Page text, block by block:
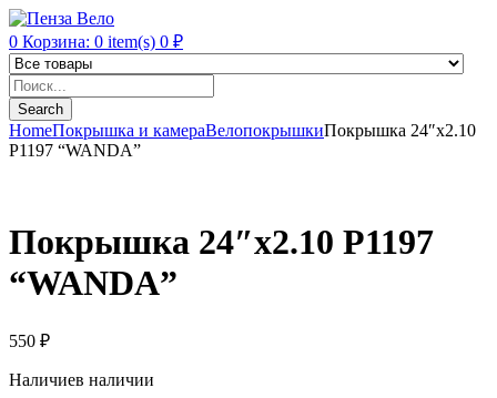
0 Корзина: 0 item(s) 0 ₽
Products
search
Search
HomeПокрышка и камераВелопокрышкиПокрышка 24″x2.10
P1197 “WANDA”
Покрышка 24″x2.10 P1197
“WANDA”
550 ₽
Наличиев наличии